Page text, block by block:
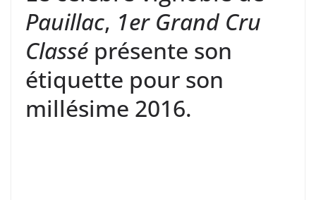
Pauillac, 1er Grand Cru
Classé présente son
étiquette pour son
millésime 2016.